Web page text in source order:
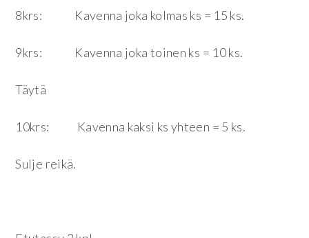
8krs: Kavenna joka kolmas ks = 15 ks.
9krs: Kavenna joka toinen ks = 10 ks.
Täytä
10krs: Kavenna kaksi ks yhteen = 5 ks.
Sulje reikä.